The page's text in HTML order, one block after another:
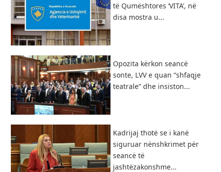
të Qumështores ‘VITA’, në
disa mostra u...
Opozita kërkon seancë
sonte, LVV e quan “shfaqje
teatrale” dhe insiston...
Kadrijaj thotë se i kanë
siguruar nënshkrimet për
seancë të
jashtëzakonshme...